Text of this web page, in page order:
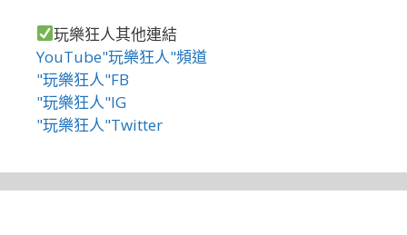
玩樂狂人其他連結
YouTube"玩樂狂人"頻道
"玩樂狂人"FB
"玩樂狂人"IG
"玩樂狂人"Twitter